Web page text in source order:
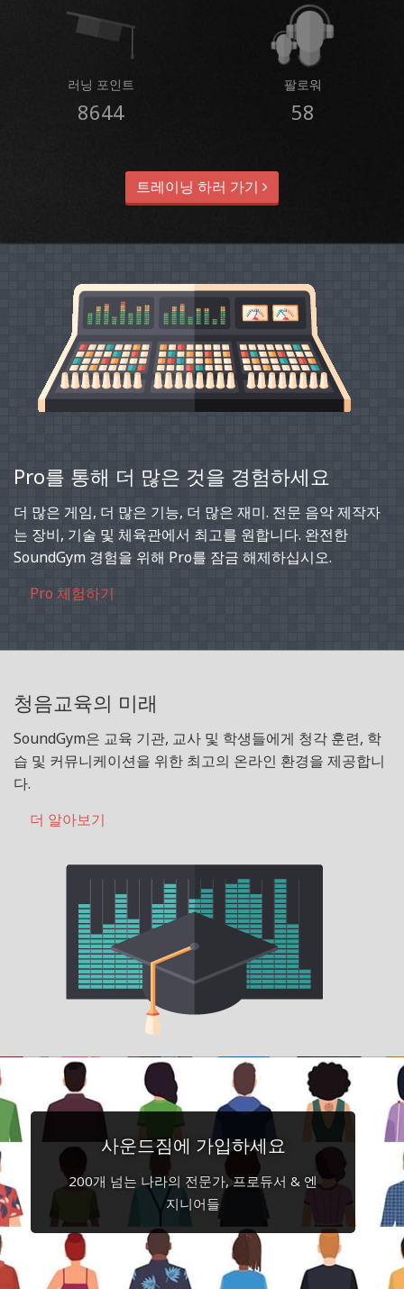
러닝 포인트
8644
팔로워
58
트레이닝 하러 가기
Pro를 통해 더 많은 것을 경험하세요
더 많은 게임, 더 많은 기능, 더 많은 재미. 전문 음악 제작자
는 장비, 기술 및 체육관에서 최고를 원합니다. 완전한
SoundGym 경험을 위해 Pro를 잠금 해제하십시오.
Pro 체험하기
청음교육의 미래
SoundGym은 교육 기관, 교사 및 학생들에게 청각 훈련, 학
습 및 커뮤니케이션을 위한 최고의 온라인 환경을 제공합니
다.
더 알아보기
사운드짐에 가입하세요
200개 넘는 나라의 전문가, 프로듀서 & 엔
지니어들